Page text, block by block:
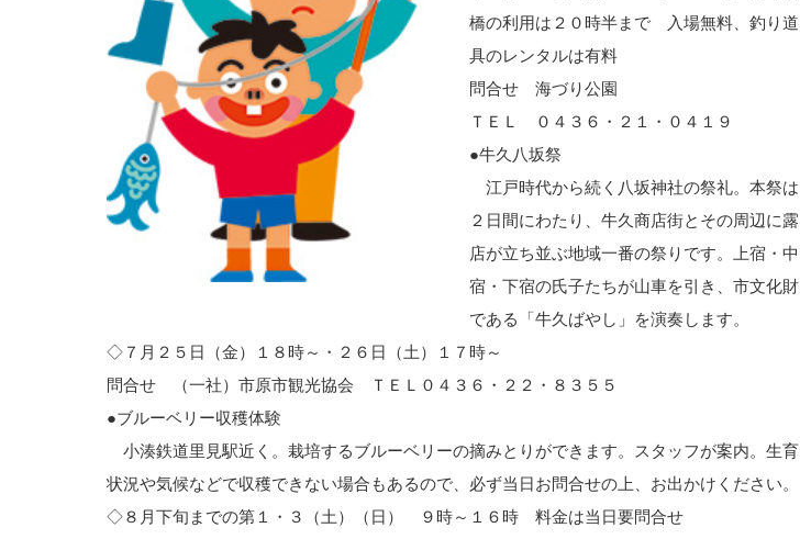
橋の利用は２０時半まで 入場無料、釣り道
具のレンタルは有料
問合せ 海づり公園
ＴＥＬ ０４３６・２１・０４１９
●牛久八坂祭
江戸時代から続く八坂神社の祭礼。本祭は
２日間にわたり、牛久商店街とその周辺に露
店が立ち並ぶ地域一番の祭りです。上宿・中
宿・下宿の氏子たちが山車を引き、市文化財
である「牛久ばやし」を演奏します。
◇７月２５日（金）１８時～・２６日（土）１７時～
問合せ （一社）市原市観光協会 ＴＥＬ０４３６・２２・８３５５
●ブルーベリー収穫体験
小湊鉄道里見駅近く。栽培するブルーベリーの摘みとりができます。スタッフが案内。生育
状況や気候などで収穫できない場合もあるので、必ず当日お問合せの上、お出かけください。
◇８月下旬までの第１・３（土）（日） ９時～１６時 料金は当日要問合せ